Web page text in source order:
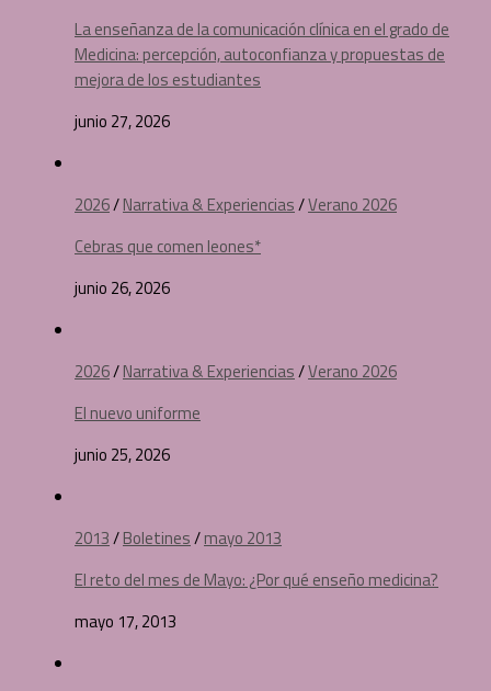
La enseñanza de la comunicación clínica en el grado de
Medicina: percepción, autoconfianza y propuestas de
mejora de los estudiantes
junio 27, 2026
2026/Narrativa & Experiencias/Verano 2026
Cebras que comen leones*
junio 26, 2026
2026/Narrativa & Experiencias/Verano 2026
El nuevo uniforme
junio 25, 2026
2013/Boletines/mayo 2013
El reto del mes de Mayo: ¿Por qué enseño medicina?
mayo 17, 2013